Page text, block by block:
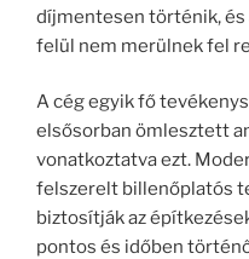
díjmentesen történik,
felül nem merülnek fel
A cég egyik fő
elsősorban ömlesztett
vonatkoztatva ezt.
felszerelt billenőplatós
biztosítják az
pontos és időben